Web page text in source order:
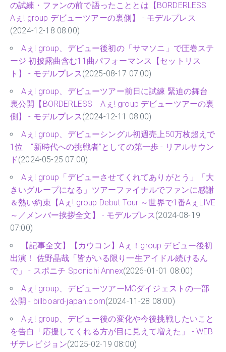
の試練・ファンの前で語ったこととは【BORDERLESS
Aぇ! group デビューツアーの裏側】 - モデルプレス
(2024-12-18 08:00)
Aぇ! group、デビュー後初の「サマソニ」で圧巻ステ
ージ 初披露曲含む11曲パフォーマンス【セットリス
ト】 - モデルプレス(2025-08-17 07:00)
Aぇ! group、デビューツアー前日に試練 緊迫の舞台
裏公開【BORDERLESS Aぇ! group デビューツアーの裏
側】 - モデルプレス(2024-12-11 08:00)
Aぇ! group、デビューシングル初週売上50万枚超えで
1位 “新時代への挑戦者”としての第一歩 - リアルサウン
ド(2024-05-25 07:00)
Aぇ! group「デビューさせてくれてありがとう」「大
きいグループになる」ツアーファイナルでファンに感謝
＆熱い約束【Aぇ! group Debut Tour ～世界で1番AぇLIVE
～／メンバー挨拶全文】 - モデルプレス(2024-08-19
07:00)
【記事全文】【カウコン】Aぇ！group デビュー後初
出演！ 佐野晶哉「皆がいる限り一生アイドル続けるん
で」 - スポニチ Sponichi Annex(2026-01-01 08:00)
Aぇ! group、デビューツアーMCダイジェストの一部
公開 - billboard-japan.com(2024-11-28 08:00)
Aぇ! group、デビュー後の変化や今後挑戦したいこと
を告白「応援してくれる方が目に見えて増えた」 - WEB
ザテレビジョン(2025-02-19 08:00)